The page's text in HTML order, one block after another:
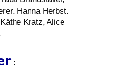
Hanna Herbst,
Kratz, Alice
: